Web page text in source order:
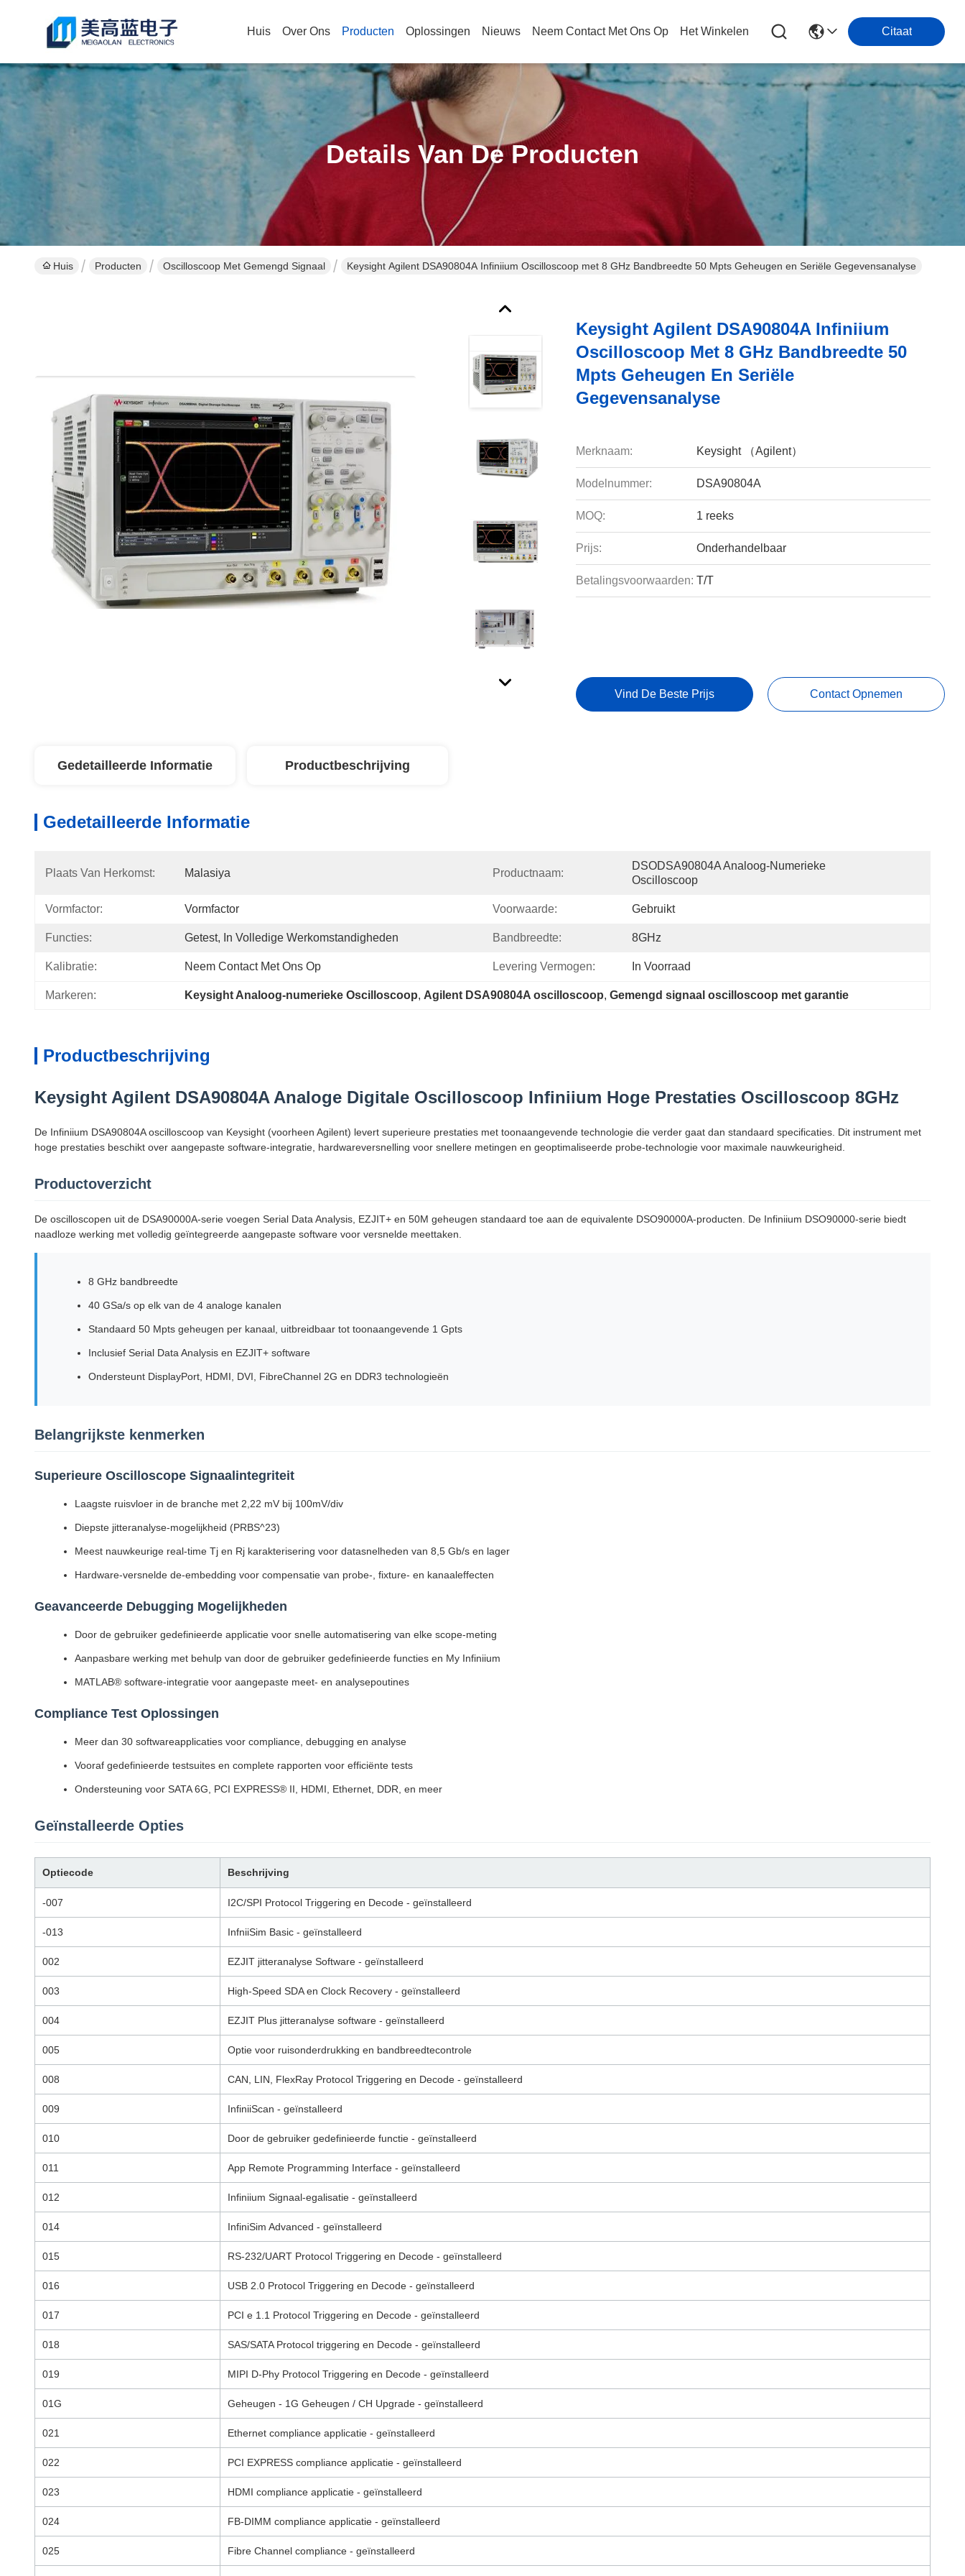
Huis Over Ons Producten Oplossingen Nieuws Neem Contact Met Ons Op Het Winkelen Citaat
Details Van De Producten
Huis Producten Oscilloscoop Met Gemengd Signaal Keysight Agilent DSA90804A Infiniium Oscilloscoop met 8 GHz Bandbreedte 50 Mpts Geheugen en Seriële Gegevensanalyse
Keysight Agilent DSA90804A Infiniium
Oscilloscoop Met 8 GHz Bandbreedte 50
Mpts Geheugen En Seriële
Gegevensanalyse
Merknaam: Keysight （Agilent）
Modelnummer: DSA90804A
MOQ: 1 reeks
Prijs: Onderhandelbaar
Betalingsvoorwaarden: T/T
Vind De Beste Prijs Contact Opnemen
Gedetailleerde Informatie Productbeschrijving
Gedetailleerde Informatie
Plaats Van Herkomst: Malasiya Productnaam:
DSODSA90804A Analoog-Numerieke
Oscilloscoop
Vormfactor: Vormfactor Voorwaarde: Gebruikt
Functies: Getest, In Volledige Werkomstandigheden Bandbreedte: 8GHz
Kalibratie: Neem Contact Met Ons Op Levering Vermogen: In Voorraad
Markeren: Keysight Analoog-numerieke Oscilloscoop, Agilent DSA90804A oscilloscoop, Gemengd signaal oscilloscoop met garantie
Productbeschrijving
Keysight Agilent DSA90804A Analoge Digitale Oscilloscoop Infiniium Hoge Prestaties Oscilloscoop 8GHz
De Infiniium DSA90804A oscilloscoop van Keysight (voorheen Agilent) levert superieure prestaties met toonaangevende technologie die verder gaat dan standaard specificaties. Dit instrument met
hoge prestaties beschikt over aangepaste software-integratie, hardwareversnelling voor snellere metingen en geoptimaliseerde probe-technologie voor maximale nauwkeurigheid.
Productoverzicht
De oscilloscopen uit de DSA90000A-serie voegen Serial Data Analysis, EZJIT+ en 50M geheugen standaard toe aan de equivalente DSO90000A-producten. De Infiniium DSO90000-serie biedt
naadloze werking met volledig geïntegreerde aangepaste software voor versnelde meettaken.
8 GHz bandbreedte
40 GSa/s op elk van de 4 analoge kanalen
Standaard 50 Mpts geheugen per kanaal, uitbreidbaar tot toonaangevende 1 Gpts
Inclusief Serial Data Analysis en EZJIT+ software
Ondersteunt DisplayPort, HDMI, DVI, FibreChannel 2G en DDR3 technologieën
Belangrijkste kenmerken
Superieure Oscilloscope Signaalintegriteit
Laagste ruisvloer in de branche met 2,22 mV bij 100mV/div
Diepste jitteranalyse-mogelijkheid (PRBS^23)
Meest nauwkeurige real-time Tj en Rj karakterisering voor datasnelheden van 8,5 Gb/s en lager
Hardware-versnelde de-embedding voor compensatie van probe-, fixture- en kanaaleffecten
Geavanceerde Debugging Mogelijkheden
Door de gebruiker gedefinieerde applicatie voor snelle automatisering van elke scope-meting
Aanpasbare werking met behulp van door de gebruiker gedefinieerde functies en My Infiniium
MATLAB® software-integratie voor aangepaste meet- en analysepoutines
Compliance Test Oplossingen
Meer dan 30 softwareapplicaties voor compliance, debugging en analyse
Vooraf gedefinieerde testsuites en complete rapporten voor efficiënte tests
Ondersteuning voor SATA 6G, PCI EXPRESS® II, HDMI, Ethernet, DDR, en meer
Geïnstalleerde Opties
Optiecode Beschrijving
-007 I2C/SPI Protocol Triggering en Decode - geïnstalleerd
-013 InfniiSim Basic - geïnstalleerd
002 EZJIT jitteranalyse Software - geïnstalleerd
003 High-Speed SDA en Clock Recovery - geïnstalleerd
004 EZJIT Plus jitteranalyse software - geïnstalleerd
005 Optie voor ruisonderdrukking en bandbreedtecontrole
008 CAN, LIN, FlexRay Protocol Triggering en Decode - geïnstalleerd
009 InfiniiScan - geïnstalleerd
010 Door de gebruiker gedefinieerde functie - geïnstalleerd
011 App Remote Programming Interface - geïnstalleerd
012 Infiniium Signaal-egalisatie - geïnstalleerd
014 InfiniSim Advanced - geïnstalleerd
015 RS-232/UART Protocol Triggering en Decode - geïnstalleerd
016 USB 2.0 Protocol Triggering en Decode - geïnstalleerd
017 PCI e 1.1 Protocol Triggering en Decode - geïnstalleerd
018 SAS/SATA Protocol triggering en Decode - geïnstalleerd
019 MIPI D-Phy Protocol Triggering en Decode - geïnstalleerd
01G Geheugen - 1G Geheugen / CH Upgrade - geïnstalleerd
021 Ethernet compliance applicatie - geïnstalleerd
022 PCI EXPRESS compliance applicatie - geïnstalleerd
023 HDMI compliance applicatie - geïnstalleerd
024 FB-DIMM compliance applicatie - geïnstalleerd
025 Fibre Channel compliance - geïnstalleerd